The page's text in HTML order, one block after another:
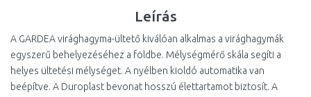
Leírás
A GARDEA virághagyma-ültető kiválóan alkalmas a virághagymák
egyszerű behelyezéséhez a földbe. Mélységmérő skála segíti a
helyes ültetési mélységet. A nyélben kioldó automatika van
beépítve. A Duroplast bevonat hosszú élettartamot biztosít. A